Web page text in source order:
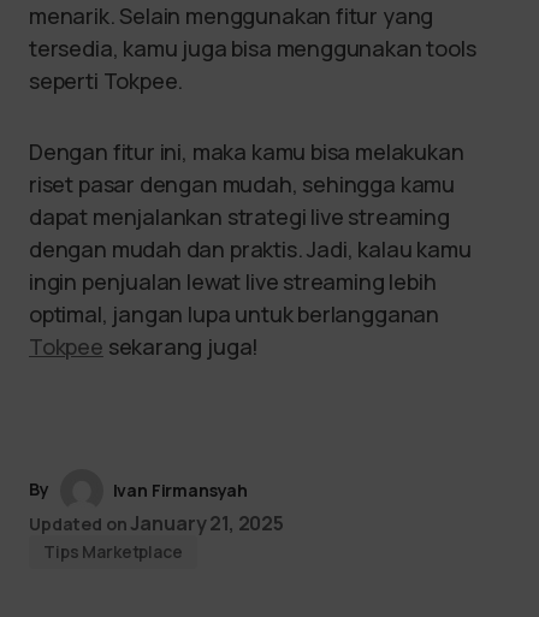
menarik. Selain menggunakan fitur yang
tersedia, kamu juga bisa menggunakan tools
seperti Tokpee.
Dengan fitur ini, maka kamu bisa melakukan
riset pasar dengan mudah, sehingga kamu
dapat menjalankan strategi live streaming
dengan mudah dan praktis. Jadi, kalau kamu
ingin penjualan lewat live streaming lebih
optimal, jangan lupa untuk berlangganan
Tokpee sekarang juga!
By
Ivan Firmansyah
Updated on January 21, 2025
Tips Marketplace